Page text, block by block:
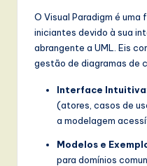
O Visual Paradigm é
iniciantes devido à sua
abrangente a UML. Eis
gestão de diagramas de
Interface Intuitiva
(atores, casos de
a modelagem
Modelos e
para domínios